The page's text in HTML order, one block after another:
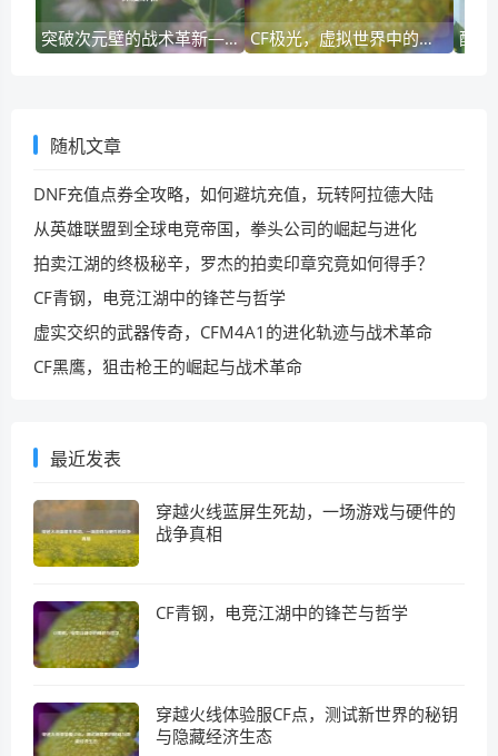
突破次元壁的战术革新—穿越火线新挑战模式深度解析 CF极光，虚拟世界中的赛博美学与玩家文化符号
随机文章
DNF充值点券全攻略，如何避坑充值，玩转阿拉德大陆
从英雄联盟到全球电竞帝国，拳头公司的崛起与进化
拍卖江湖的终极秘辛，罗杰的拍卖印章究竟如何得手？
CF青钢，电竞江湖中的锋芒与哲学
虚实交织的武器传奇，CFM4A1的进化轨迹与战术革命
CF黑鹰，狙击枪王的崛起与战术革命
最近发表
穿越火线蓝屏生死劫，一场游戏与硬件的
战争真相
CF青钢，电竞江湖中的锋芒与哲学
穿越火线体验服CF点，测试新世界的秘钥
与隐藏经济生态